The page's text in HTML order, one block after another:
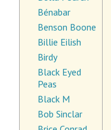
Bénabar
Benson Boone
Billie Eilish
Birdy
Black Eyed
Peas
Black M
Bob Sinclar